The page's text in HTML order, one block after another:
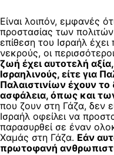
Είναι λοιπόν, εμφανές
προστασίας των
επίθεση του Ισραήλ
νεκρούς, οι
ζωή έχει αυτοτελή αξία,
Ισραηλινούς, είτε για
Παλαιστινίων έχουν
ασφάλεια, όπως και
που ζουν στη Γάζα, δεν
Ισραήλ οφείλει να
παρασυρθεί σε έναν
Χαμάς στη Γάζα. Εάν
πρωτοφανή